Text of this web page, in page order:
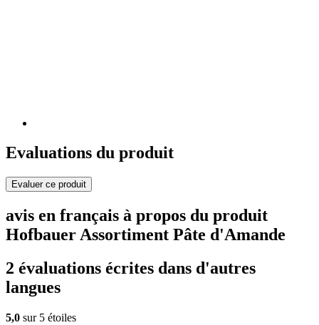
Evaluations du produit
Evaluer ce produit
avis en français à propos du produit
Hofbauer Assortiment Pâte d'Amande
2 évaluations écrites dans d'autres
langues
5,0 sur 5 étoiles